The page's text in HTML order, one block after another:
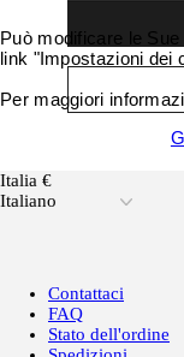
Italia €
Italiano
Contattaci
FAQ
Stato dell'ordine
Può modificare le
link "Impostazioni dei
Per maggiori